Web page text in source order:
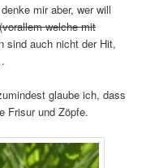
mir aber, wer will
(vorallem welche mit
sind auch nicht der Hit,
glaube ich, dass
Frisur und Zöpfe.